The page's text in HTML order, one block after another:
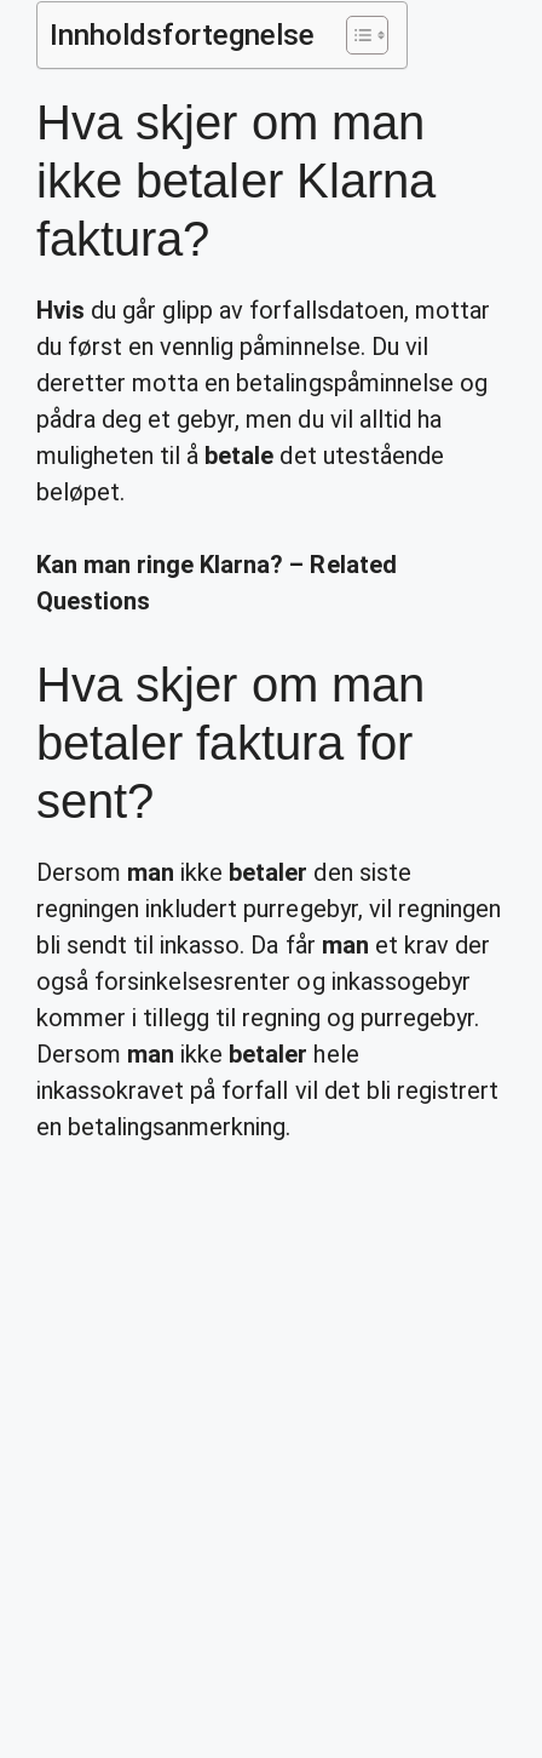
Innholdsfortegnelse
Hva skjer om man
ikke betaler Klarna
faktura?
Hvis du går glipp av forfallsdatoen, mottar
du først en vennlig påminnelse. Du vil
deretter motta en betalingspåminnelse og
pådra deg et gebyr, men du vil alltid ha
muligheten til å betale det utestående
beløpet.
Kan man ringe Klarna? – Related
Questions
Hva skjer om man
betaler faktura for
sent?
Dersom man ikke betaler den siste
regningen inkludert purregebyr, vil regningen
bli sendt til inkasso. Da får man et krav der
også forsinkelsesrenter og inkassogebyr
kommer i tillegg til regning og purregebyr.
Dersom man ikke betaler hele
inkassokravet på forfall vil det bli registrert
en betalingsanmerkning.